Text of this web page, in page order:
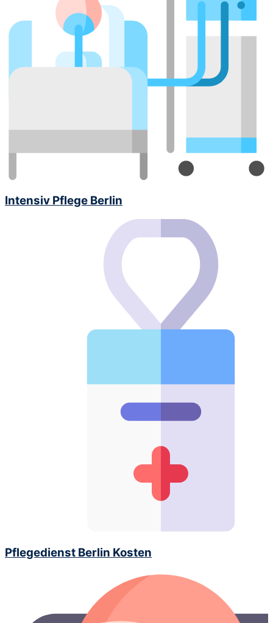
Intensiv Pflege Berlin
Pflegedienst Berlin Kosten